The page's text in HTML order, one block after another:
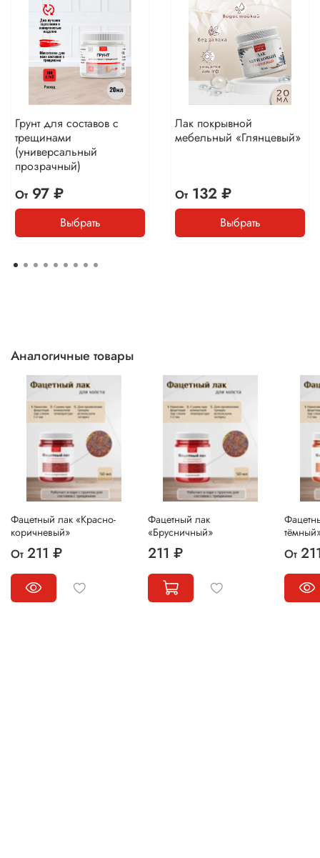
Грунт для составов с
трещинами
(универсальный
прозрачный)
От97 ₽
Выбрать
Лак покрывной
мебельный «Глянцевый»
От132 ₽
Выбрать
Аналогичные товары
Фацетный лак «Красно-
коричневый»
От 211 ₽
Фацетный лак
«Брусничный»
211 ₽ От